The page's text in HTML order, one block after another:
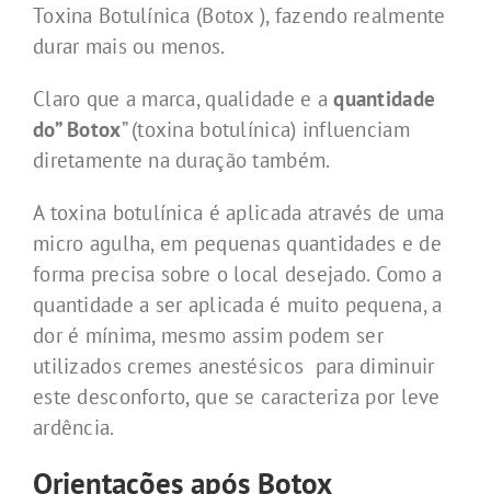
Toxina Botulínica (Botox ), fazendo realmente
durar mais ou menos.
Claro que a marca, qualidade e aquantidade
do” Botox” (toxina botulínica) influenciam
diretamente na duração também.
A toxina botulínica é aplicada através de uma
micro agulha, em pequenas quantidades e de
forma precisa sobre o local desejado. Como a
quantidade a ser aplicada é muito pequena, a
dor é mínima, mesmo assim podem ser
utilizados cremes anestésicos para diminuir
este desconforto, que se caracteriza por leve
ardência.
Orientações após Botox